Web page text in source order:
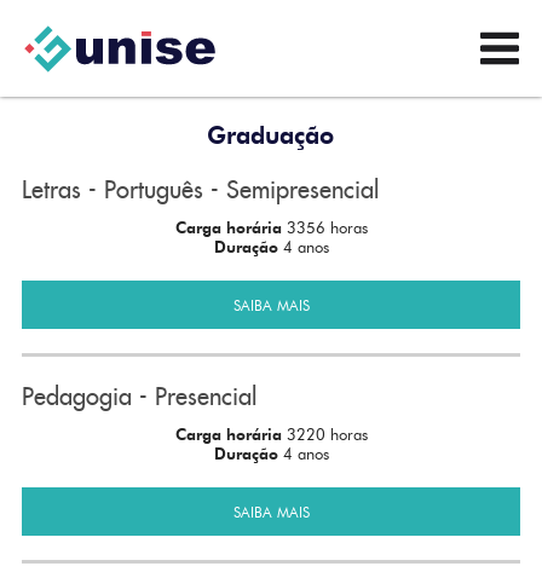
Graduação
Letras - Português - Semipresencial
Carga horária 3356 horas
Duração 4 anos
SAIBA MAIS
Pedagogia - Presencial
Carga horária 3220 horas
Duração 4 anos
SAIBA MAIS